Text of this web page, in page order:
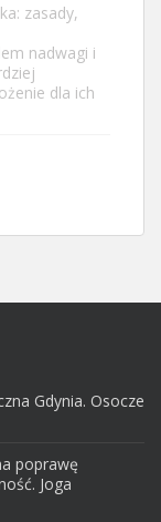
zasady,
nadwagi i
dla ich
Gdynia. Osocze
poprawę
Joga